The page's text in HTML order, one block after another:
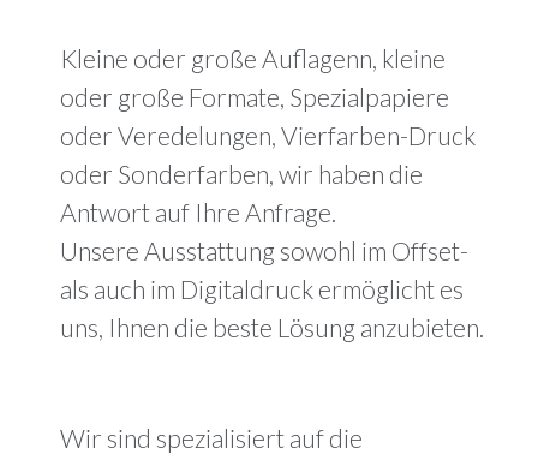
Kleine oder große Auflagenn, kleine
oder große Formate, Spezialpapiere
oder Veredelungen, Vierfarben-Druck
oder Sonderfarben, wir haben die
Antwort auf Ihre Anfrage.
Unsere Ausstattung sowohl im Offset-
als auch im Digitaldruck ermöglicht es
uns, Ihnen die beste Lösung anzubieten.
Wir sind spezialisiert auf die